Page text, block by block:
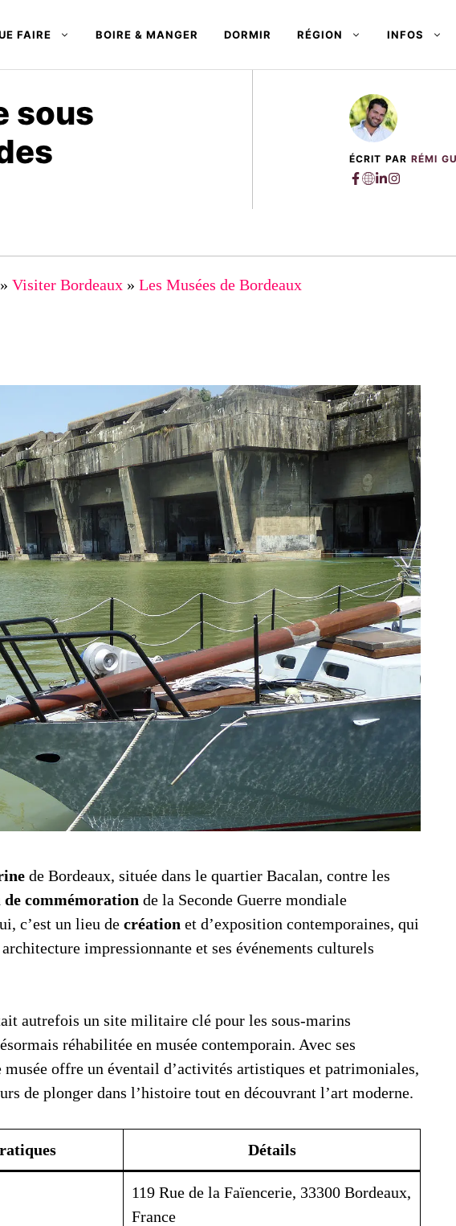
FAIRE BOIRE & MANGER DORMIR RÉGION INFOS
sous
ÉCRIT PAR RÉMI
» Visiter Bordeaux » Les Musées de Bordeaux
de Bordeaux, située dans le quartier Bacalan, contre les
de commémoration de la Seconde Guerre mondiale
c’est un lieu de création et d’exposition contemporaines, qui
impressionnante et ses événements culturels
autrefois un site militaire clé pour les sous-marins
réhabilitée en musée contemporain. Avec ses
offre un éventail d’activités artistiques et patrimoniales,
de plonger dans l’histoire tout en découvrant l’art moderne.
Détails
119 Rue de la Faïencerie, 33300 Bordeaux,
France